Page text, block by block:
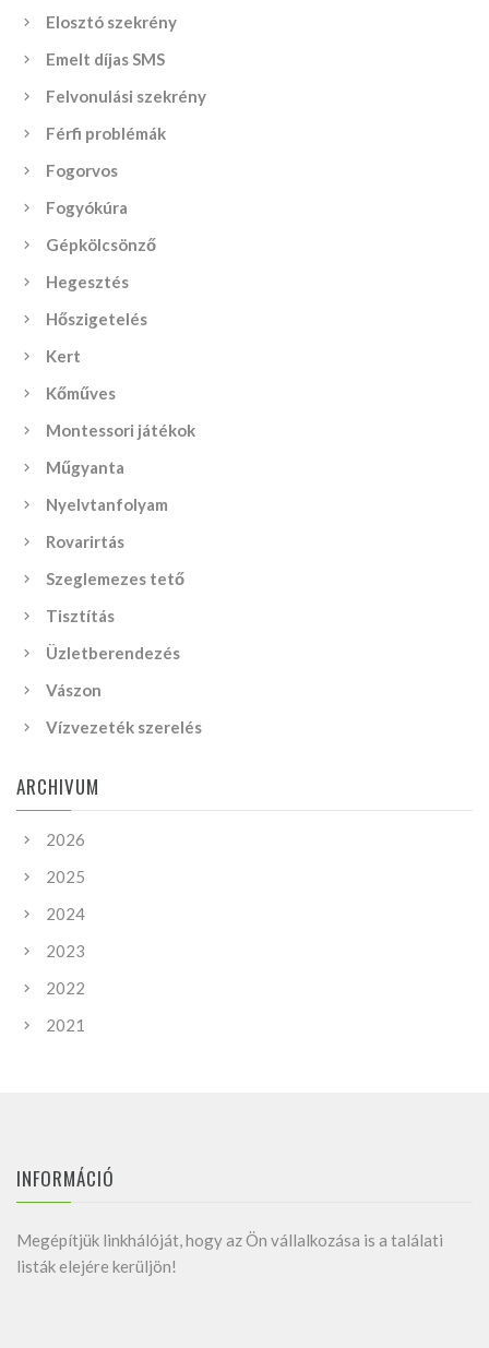
Elosztó szekrény
Emelt díjas SMS
Felvonulási szekrény
Férfi problémák
Fogorvos
Fogyókúra
Gépkölcsönző
Hegesztés
Hőszigetelés
Kert
Kőműves
Montessori játékok
Műgyanta
Nyelvtanfolyam
Rovarirtás
Szeglemezes tető
Tisztítás
Üzletberendezés
Vászon
Vízvezeték szerelés
ARCHIVUM
2026
2025
2024
2023
2022
2021
INFORMÁCIÓ
Megépítjük linkhálóját, hogy az Ön vállalkozása is a találati
listák elejére kerüljön!